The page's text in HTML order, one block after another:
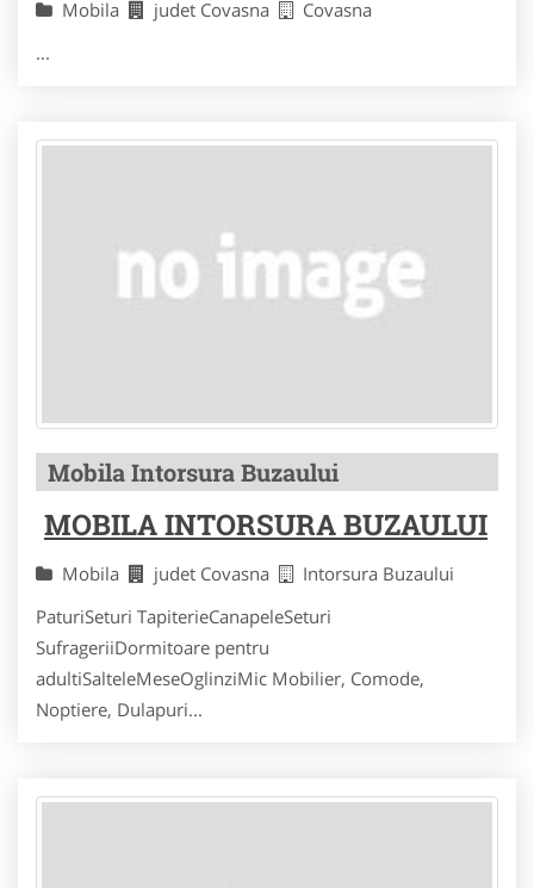
Mobila judet Covasna
Covasna
...
Mobila Intorsura Buzaului
MOBILA INTORSURA BUZAULUI
Mobila judet Covasna
Intorsura Buzaului
PaturiSeturi TapiterieCanapeleSeturi
SufrageriiDormitoare pentru
adultiSalteleMeseOglinziMic Mobilier, Comode,
Noptiere, Dulapuri...